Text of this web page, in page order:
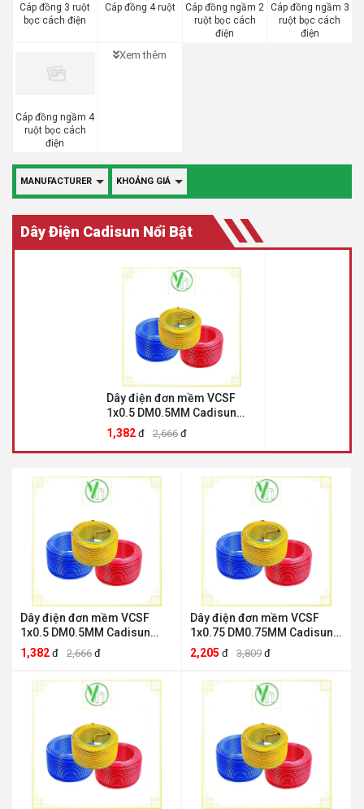
Cáp đồng 3 ruột
bọc cách điện
Cáp đồng 4 ruột
Cáp đồng ngầm 2
ruột bọc cách
điện
Cáp đồng ngầm 3
ruột bọc cách
điện
Cáp đồng ngầm 4
ruột bọc cách
điện
Xem thêm
Dây Điện Cadisun Nổi Bật
Dây điện đơn mềm VCSF
1x0.5 DM0.5MM Cadisun
DM0.5MM
1,382 đ 2,666 đ
Dây điện đơn mềm VCSF
1x0.5 DM0.5MM Cadisun
DM0.5MM
1,382 đ 2,666 đ
Dây điện đơn mềm VCSF
1x0.75 DM0.75MM Cadisun
DM0.75MM
2,205 đ 3,809 đ
MANUFACTURER KHOẢNG GIÁ